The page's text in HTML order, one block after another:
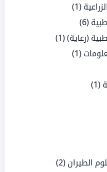
(1)
(6)
(رعاية)(1)
(1)
(1)
الطيران (2)